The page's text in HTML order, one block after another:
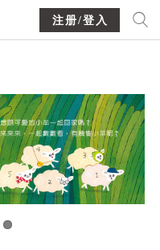
注册/登入